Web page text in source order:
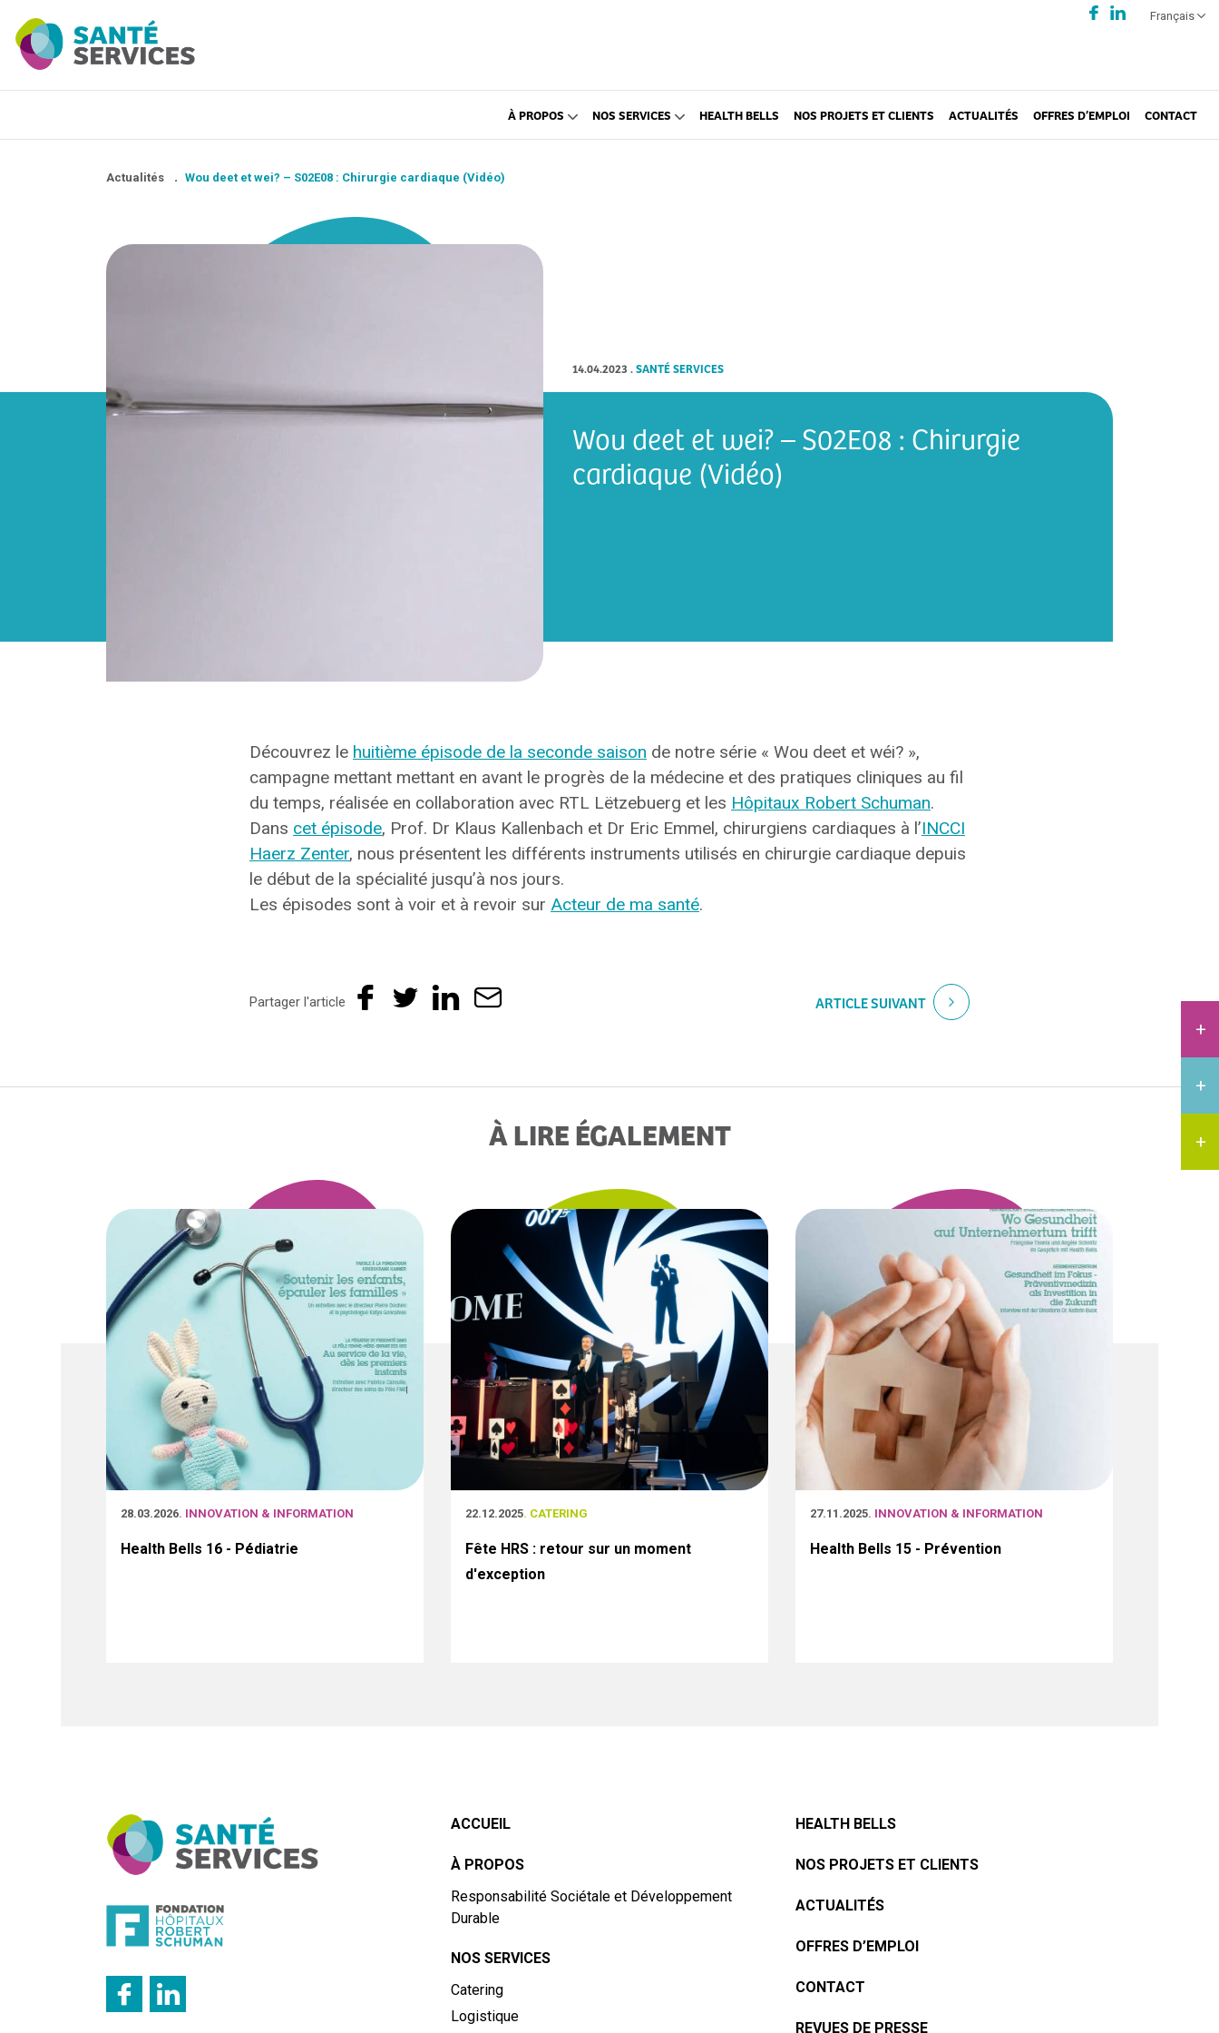
Français
À PROPOS NOS SERVICES HEALTH BELLS NOS PROJETS ET CLIENTS ACTUALITÉS OFFRES D’EMPLOI CONTACT
Actualités . Wou deet et wei? – S02E08 : Chirurgie cardiaque (Vidéo)
14.04.2023 .SANTÉ SERVICES
Wou deet et wei? – S02E08 : Chirurgie
cardiaque (Vidéo)
Découvrez le huitième épisode de la seconde saison de notre série « Wou deet et wéi? »,
campagne mettant mettant en avant le progrès de la médecine et des pratiques cliniques au fil
du temps, réalisée en collaboration avec RTL Lëtzebuerg et les Hôpitaux Robert Schuman.
Dans cet épisode, Prof. Dr Klaus Kallenbach et Dr Eric Emmel, chirurgiens cardiaques à l’INCCI
Haerz Zenter, nous présentent les différents instruments utilisés en chirurgie cardiaque depuis
le début de la spécialité jusqu’à nos jours.
Les épisodes sont à voir et à revoir sur Acteur de ma santé.
Partager l'article ARTICLE SUIVANT
À LIRE ÉGALEMENT
28.03.2026. INNOVATION & INFORMATION
Health Bells 16 - Pédiatrie
22.12.2025. CATERING
Fête HRS : retour sur un moment
d'exception
27.11.2025. INNOVATION & INFORMATION
Health Bells 15 - Prévention
ACCUEIL
À PROPOS
Responsabilité Sociétale et Développement
Durable
NOS SERVICES
Catering
Logistique
HEALTH BELLS
NOS PROJETS ET CLIENTS
ACTUALITÉS
OFFRES D’EMPLOI
CONTACT
REVUES DE PRESSE